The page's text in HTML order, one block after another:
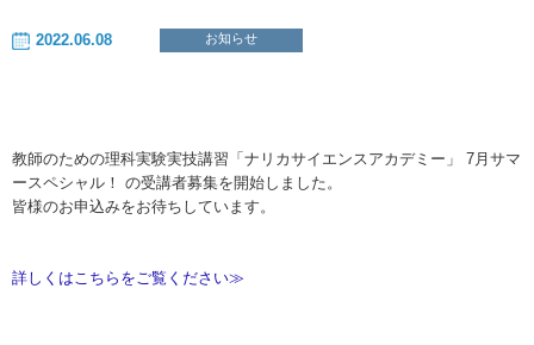
2022.06.08 お知らせ
教師のための理科実験実技講習「ナリカサイエンスアカデミー」 7月サマ
ースペシャル！ の受講者募集を開始しました。
皆様のお申込みをお待ちしています。
詳しくはこちらをご覧ください≫